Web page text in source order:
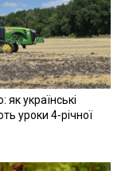
українські
уроки 4-річної